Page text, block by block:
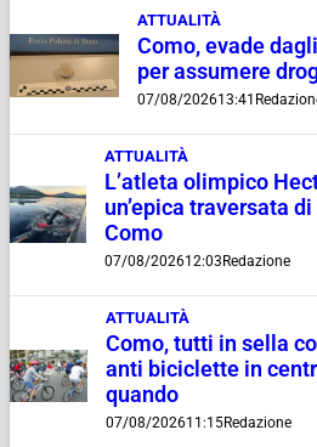
ATTUALITÀ
Como, evade
per assumere
07/08/202613:41
ATTUALITÀ
L’atleta olimpico
un’epica traversata
Como
07/08/202612:03Redazione
ATTUALITÀ
Como, tutti in sella
anti biciclette in
quando
07/08/202611:15Redazione